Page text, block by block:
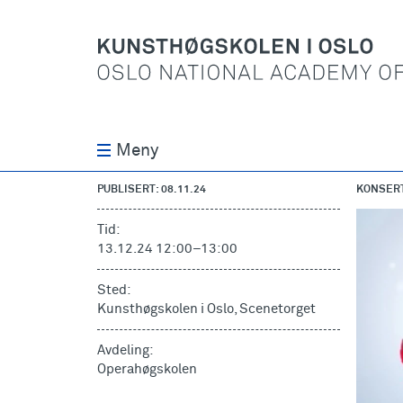
Meny
PUBLISERT: 08.11.24
Tid:
13.12.24 12:00–13:00
Sted:
Kunsthøgskolen i Oslo, Scenetorget
Avdeling:
Operahøgskolen